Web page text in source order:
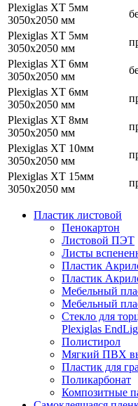
Plexiglas XT 5мм
3050х2050 мм
Plexiglas XT 5мм
3050х2050 мм
Plexiglas XT 6мм
3050х2050 мм
Plexiglas XT 6мм
3050х2050 мм
Plexiglas XT 8мм
3050х2050 мм
Plexiglas XT 10мм
3050х2050 мм
Plexiglas XT 15мм
3050х2050 мм
Пластик листовой
Пенокартон
Листовой ПЭТ
Листы
Пластик
Пластик
Мебельный
Мебельный
Стекло для
Plexiglas
Полистирол
Мягкий ПВХ
Пластик для
Поликарбонат
Композитные